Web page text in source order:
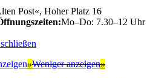
Post«, Hoher Platz 16
Mo–Do: 7.30–12 Uhr
»Weniger anzeigen»